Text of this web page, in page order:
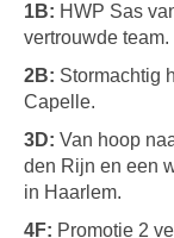
1B: HWP Sas
vertrouwde team.
2B: Stormachtig
Capelle.
3D: Van hoop
den Rijn en een
in Haarlem.
4F: Promotie 2